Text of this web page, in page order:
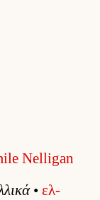
Nelligan
•ελ­